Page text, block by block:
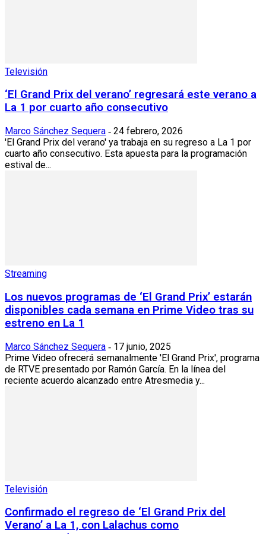
Televisión
‘El Grand Prix del verano’ regresará este verano a
La 1 por cuarto año consecutivo
Marco Sánchez Sequera - 24 febrero, 2026
'El Grand Prix del verano' ya trabaja en su regreso a La 1 por
cuarto año consecutivo. Esta apuesta para la programación
estival de...
Streaming
Los nuevos programas de ‘El Grand Prix’ estarán
disponibles cada semana en Prime Video tras su
estreno en La 1
Marco Sánchez Sequera - 17 junio, 2025
Prime Video ofrecerá semanalmente 'El Grand Prix', programa
de RTVE presentado por Ramón García. En la línea del
reciente acuerdo alcanzado entre Atresmedia y...
Televisión
Confirmado el regreso de ‘El Grand Prix del
Verano’ a La 1, con Lalachus como